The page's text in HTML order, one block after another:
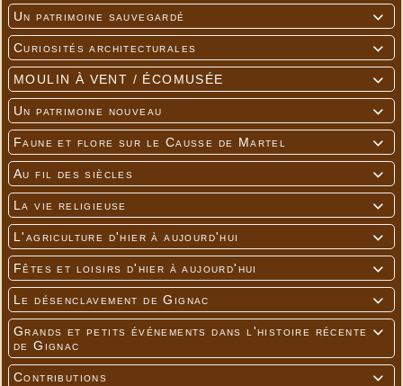

Un patrimoine sauvegardé

Curiosités architecturales

MOULIN À VENT / ÉCOMUSÉE

Un patrimoine nouveau

Faune et flore sur le Causse de Martel

Au fil des siècles

La vie religieuse

L'agriculture d'hier à aujourd'hui

Fêtes et loisirs d'hier à aujourd'hui

Le désenclavement de Gignac

Grands et petits événements dans l'histoire récente
de Gignac

Contributions